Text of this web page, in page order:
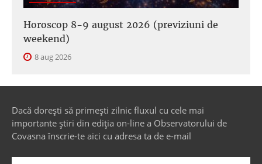
Horoscop 8-9 august 2026 (previziuni de
weekend)
8 aug 2026
Dacă dorești să primești zilnic fluxul cu cele mai
importante știri din ediția on-line a Observatorului de
Covasna înscrie-te aici cu adresa ta de e-mail